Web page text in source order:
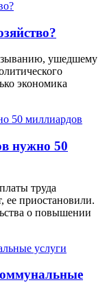
ушедшему
экономика
нужно 50
труда
ее приостановили.
о повышении